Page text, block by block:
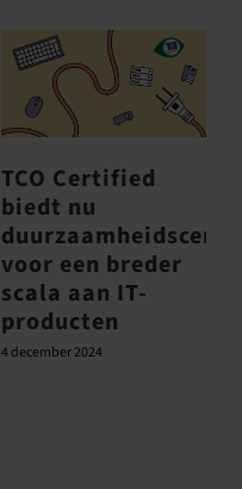
TCO Certified
biedt nu
voor een breder
scala aan IT-
producten
4 december 2024